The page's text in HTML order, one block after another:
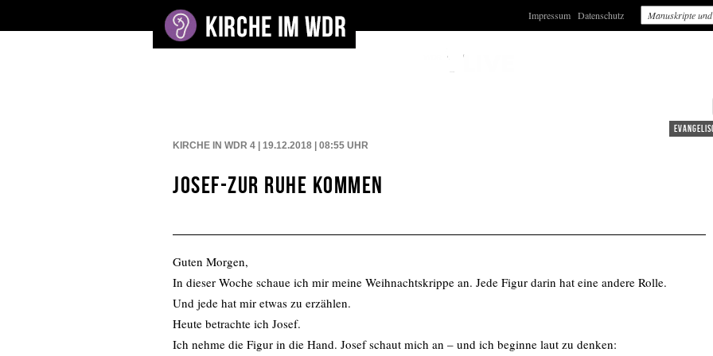
Impressum Datenschutz
KIRCHE IN WDR 4 | 19.12.2018 | 08:55 UHR
Josef-Zur Ruhe kommen
Guten Morgen,
In dieser Woche schaue ich mir meine Weihnachtskrippe an. Jede Figur darin hat eine andere Rolle.
Und jede hat mir etwas zu erzählen.
Heute betrachte ich Josef.
Ich nehme die Figur in die Hand. Josef schaut mich an – und ich beginne laut zu denken: